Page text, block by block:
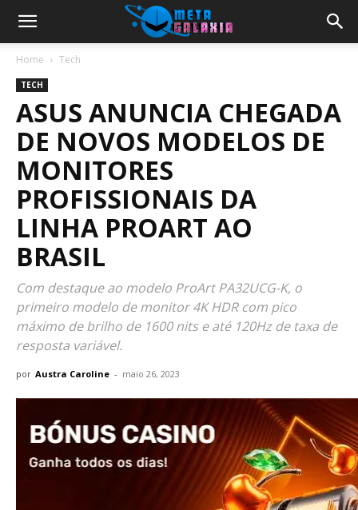
Home Tech
TECH
ASUS ANUNCIA CHEGADA
DE NOVOS MODELOS DE
MONITORES
PROFISSIONAIS DA
LINHA PROART AO
BRASIL
Com destaque ao modelo ProArt PA32UCG-K, o
primeiro modelo de monitor 4K HDR com pico
máximo de brilho de 1600 nits e até 120Hz de taxa de
resposta variável.
por Austra Caroline - maio 26, 2023